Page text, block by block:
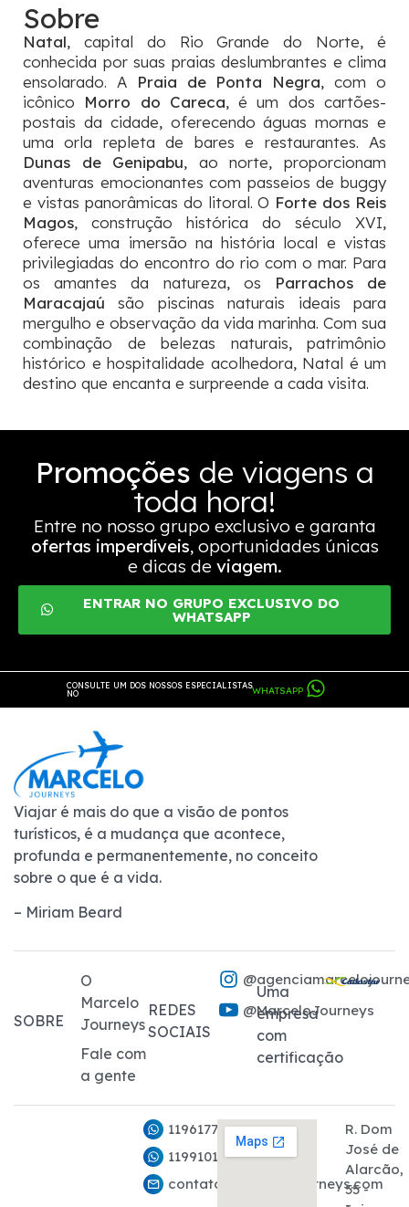
Sobre
Natal, capital do Rio Grande do Norte, é
conhecida por suas praias deslumbrantes e clima
ensolarado. A
Praia de Ponta Negra, com o
icônico Morro do Careca, é um dos cartões-
postais da cidade, oferecendo águas mornas e
uma orla repleta de bares e restaurantes. As
Dunas de Genipabu, ao norte, proporcionam
aventuras emocionantes com passeios de buggy
e vistas panorâmicas do litoral. O Forte dos Reis
Magos, construção histórica do século XVI,
oferece uma imersão na história local e vistas
privilegiadas do encontro do rio com o mar. Para
os amantes da natureza, os
Parrachos de
Maracajaú são piscinas naturais ideais para
mergulho e observação da vida marinha. Com sua
combinação de belezas naturais, patrimônio
histórico e hospitalidade acolhedora, Natal é um
destino que encanta e surpreende a cada visita.
Promoções de viagens a
toda hora!
Entre no nosso grupo exclusivo e garanta
ofertas imperdíveis, oportunidades únicas
e dicas de viagem.
ENTRAR NO GRUPO EXCLUSIVO DO
WHATSAPP
CONSULTE UM DOS NOSSOS ESPECIALISTAS
NO
WHATSAPP
Viajar é mais do que a visão de pontos
turísticos, é a mudança que acontece,
profunda e permanentemente, no conceito
sobre o que é a vida.
– Miriam Beard
SOBRE
O
Marcelo
Journeys
Fale com
a gente
REDES
SOCIAIS
@MarceloJourneys
Uma
empresa
com
certificação
11961776282
11991011927
contato@marcelojourneys.com
R. Dom
José de
Alarcão,
55 -